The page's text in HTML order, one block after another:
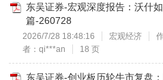
东吴证券-宏观深度报告：沃什
篇-260728
2026/7/28 18:48:16 宏观经济
者：qi***an
18 页
东吴证券-创业板历轮牛市复盘